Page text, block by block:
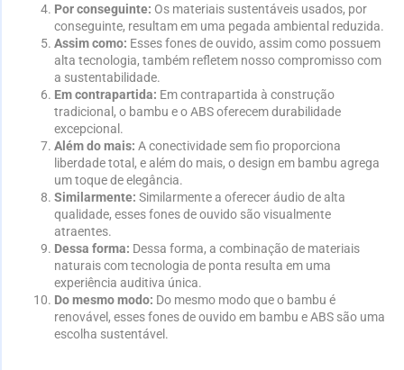
Por conseguinte: Os materiais sustentáveis usados, por
conseguinte, resultam em uma pegada ambiental reduzida.
Assim como: Esses fones de ouvido, assim como possuem
alta tecnologia, também refletem nosso compromisso com
a sustentabilidade.
Em contrapartida: Em contrapartida à construção
tradicional, o bambu e o ABS oferecem durabilidade
excepcional.
Além do mais: A conectividade sem fio proporciona
liberdade total, e além do mais, o design em bambu agrega
um toque de elegância.
Similarmente: Similarmente a oferecer áudio de alta
qualidade, esses fones de ouvido são visualmente
atraentes.
Dessa forma: Dessa forma, a combinação de materiais
naturais com tecnologia de ponta resulta em uma
experiência auditiva única.
Do mesmo modo: Do mesmo modo que o bambu é
renovável, esses fones de ouvido em bambu e ABS são uma
escolha sustentável.